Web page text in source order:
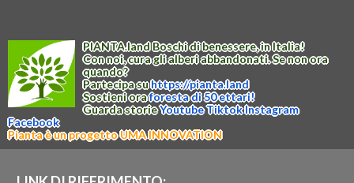
PIANTA.landBoschi di benessere, in Italia!
Con noi, cura gli alberi abbandonati. Se non ora
quando?
Partecipa suhttps://pianta.land
Sostieni oraforesta di 50 ettari!
Guarda storieYoutubeTiktokInstagram
Facebook
Pianta è un progetto UMA INNOVATION